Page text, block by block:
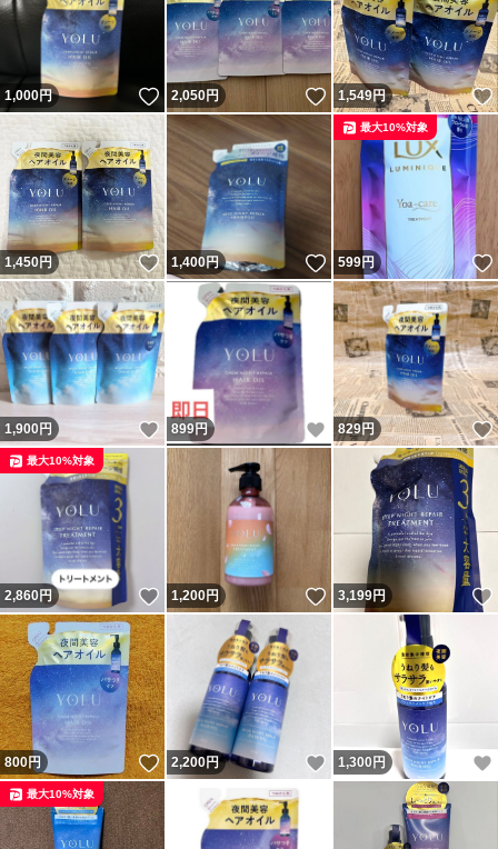
1,000円 いいね！
2,050円 いいね！
1,549円
1,450円 いいね！
1,400円 いいね！
599円
最大10%対象
1,900円 いいね！
899円 いいね！
829円
2,860円 いいね！
最大10%対象
1,200円 いいね！
3,199円
800円 いいね！
2,200円 いいね！
1,300 円
最大10%対象